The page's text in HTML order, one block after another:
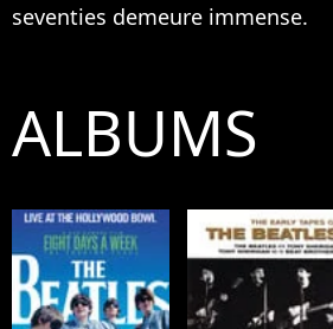
seventies demeure immense.
ALBUMS